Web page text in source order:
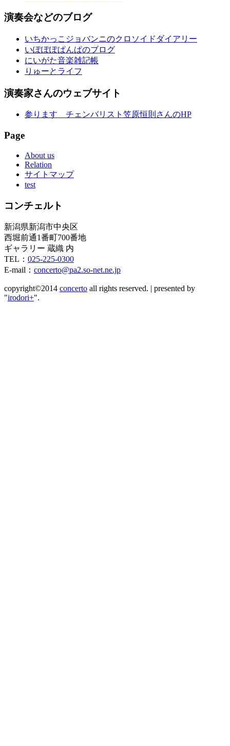
演奏会などのブログ
いちかっこジョバンニのクロソイドダイアリー
いぽぽぽぱんぱのブログ
にいがた音楽雑記帳
りゅーとライフ
演奏家さんのウェブサイト
参ります チェンバリスト笠原恒則さんのHP
Page
About us
Relation
サイトマップ
test
コンチェルト
新潟県新潟市中央区
西堀前通1番町700番地
ギャラリー 蔵織 内
TEL： 025-225-0300
E-mail： concerto@pa2.so-net.ne.jp
copyright©2014 concerto all rights reserved. | presented by
"irodori+".